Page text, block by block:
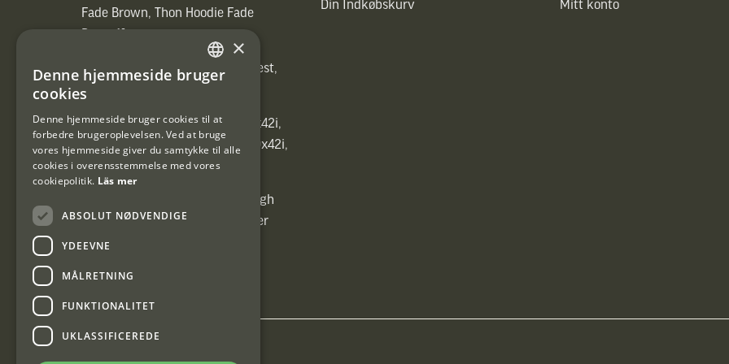
Fade Brown, Thon Hoodie Fade
[ih_use_fallback_field(Heated vest,
Heated vest)]
[ih_use_fallback_field(C6 1,7-10x42i,
6ggr förstoringsväxel!, C6 1,7-10x42i,
6ggr förstoringsväxel!)]
[ih_use_fallback_field(Carrier High
Energy Professional 15kg, Carrier
High Energy Professional 15kg)]
Din Indkøbskurv Mitt konto
SWEDISH
×
Denne hjemmeside bruger
cookies
Denne hjemmeside bruger cookies til at
forbedre brugeroplevelsen. Ved at bruge
vores hjemmeside giver du samtykke til alle
cookies i overensstemmelse med vores
cookiepolitik. Läs mer
ABSOLUT NØDVENDIGE
YDEEVNE
MÅLRETNING
FUNKTIONALITET
UKLASSIFICEREDE